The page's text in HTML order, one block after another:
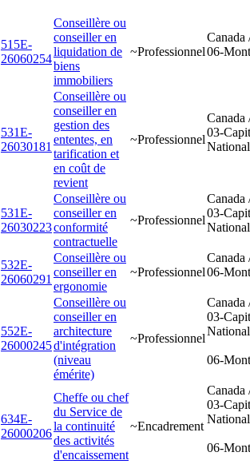
515E-
26060254
Conseillère ou
conseiller en
liquidation de
biens
immobiliers
~Professionnel
Canada
06-
531E-
26030181
Conseillère ou
conseiller en
gestion des
ententes, en
tarification et
en coût de
revient
~Professionnel
Canada
03-
531E-
26030223
Conseillère ou
conseiller en
conformité
contractuelle
~Professionnel
Canada
03-
532E-
26060291
Conseillère ou
conseiller en
ergonomie
~Professionnel
Canada
06-
552E-
26000245
Conseillère ou
conseiller en
architecture
d'intégration
(niveau
émérite)
~Professionnel
Canada
03-
06-
634E-
26000206
Cheffe ou chef
du Service de
la continuité
des activités
d'encaissement
~Encadrement
Canada
03-
06-